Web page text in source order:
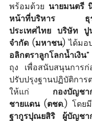
พร้อมด้วย นายมนตรี
หน้าที่บริหาร ธุรกิ
ประเทศไทย บริษัท ปู
จำกัด (มหาชน) ได้มอ
อลิกตราลูกโลกน้ำเงิน
ถุง
เพื่อสนับสนุนการก่
ปรับปรุงฐานปฏิบัติกา
ให้แก่ กองบัญชา
ชายแดน (ตชด.) โดยมี
ฐากูรปุณยสิริ ผู้บัญชาก